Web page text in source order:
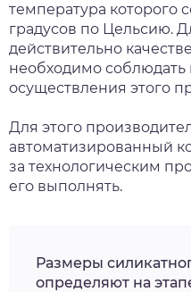
температура которого
градусов по Цельсию.
действительно
необходимо
осуществления этого
Для этого
автоматизированный
за технологическим
его выполнять.
Размеры
определяют на